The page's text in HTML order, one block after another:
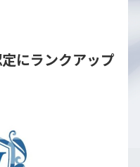
にランクアップ